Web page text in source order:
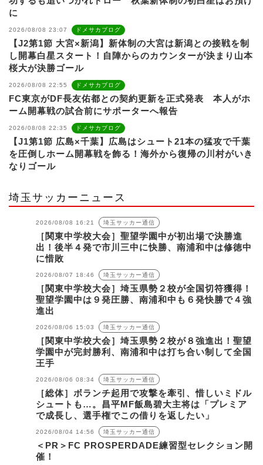
に
2026/08/08 23:07 ドメサカブログ
【J2第1節 大宮×新潟】新体制の大宮は新潟との接戦を制
し開幕白星スタート！自陣からのカウンターが決まり山本
桜大が決勝ゴール
2026/08/08 22:55 ドメサカブログ
FC東京がDF長友佑都との契約更新を正式発表 本人がホ
ーム開幕戦の試合前にサポーターへ報告
2026/08/08 22:35 ドメサカブログ
【J1第1節 広島×千葉】広島はシュート21本の猛攻で千葉
を圧倒しホーム開幕戦を飾る！海外から復帰の川村がいき
なりゴール
埼玉サッカーニュース
2026/08/08 16:21 埼玉サッカー通信
［関東中学校大会］聖望学園中が初出場で決勝進
出！後半４発で市川三中に快勝、南浦和中は修徳中
に惜敗
2026/08/07 18:46 埼玉サッカー通信
［関東中学校大会］埼玉県勢２校が全国切符獲得！
聖望学園中は９発圧勝、南浦和中も６発快勝で４強
進出
2026/08/06 15:03 埼玉サッカー通信
［関東中学校大会］埼玉県勢２校が８強進出！聖望
学園中が完封勝利、南浦和中は打ち合い制して全国
王手
2026/08/06 08:34 埼玉サッカー通信
［総体］ボランチ起用で攻撃を牽引、惜しいミドル
シュートも…。昌平MF飯島碧大主将は「プレミア
で成長し、選手権でこの借りを返したい」
2026/08/04 14:56 埼玉サッカー通信
＜PR＞FC PROSPERDADE練習型セレクション開
催！